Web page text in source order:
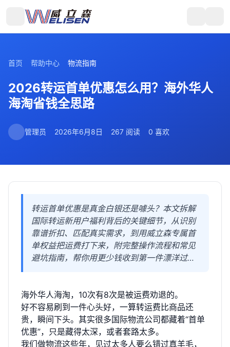
首页 帮助中心 物流指南
2026转运首单优惠怎么用？海外华人
海淘省钱全思路
管理员 2026年6月8日 267 阅读 0 喜欢
转运首单优惠是真金白银还是噱头？本文拆解
国际转运新用户福利背后的关键细节，从识别
靠谱折扣、匹配真实需求，到用威立森专属首
单权益把运费打下来，附完整操作流程和常见
避坑指南，帮你用更少钱收到第一件漂洋过海
海外华人海淘，10次有8次是被运费劝退的。
好不容易刷到一件心头好，一算转运费比商品还
贵，瞬间下头。其实很多国际物流公司都藏着“首单
优惠”，只是藏得太深，或者套路太多。
我们做物流这些年，见过太多人要么错过真羊毛，